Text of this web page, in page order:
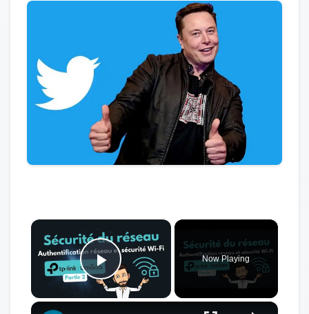
×
Play Video
Now Playing
×